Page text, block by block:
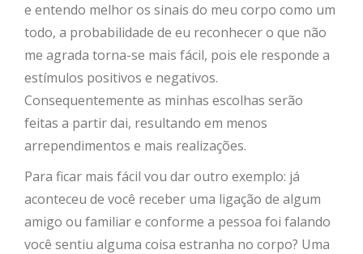
e entendo melhor os sinais do meu corpo como um
todo, a probabilidade de eu reconhecer o que não
me agrada torna-se mais fácil, pois ele responde a
estímulos positivos e negativos.
Consequentemente as minhas escolhas serão
feitas a partir dai, resultando em menos
arrependimentos e mais realizações.
Para ficar mais fácil vou dar outro exemplo: já
aconteceu de você receber uma ligação de algum
amigo ou familiar e conforme a pessoa foi falando
você sentiu alguma coisa estranha no corpo? Uma